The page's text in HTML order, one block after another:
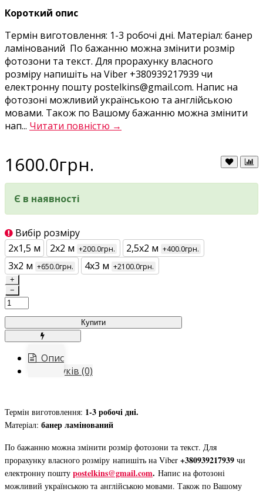
Короткий опис
Термін виготовлення: 1-3 робочі дні. Матеріал: банер
ламінований По бажанню можна змінити розмір
фотозони та текст. Для прорахунку власного
розміру напишіть на Viber +380939217939 чи
електронну пошту postelkins@gmail.com. Напис на
фотозоні можливий українською та англійською
мовами. Також по Вашому бажанню можна змінити
нап... Читати повністю →
1600.0грн.
Є в наявності
Вибір розміру
2х1,5 м
2х2 м +200.0грн. 2,5х2 м +400.0грн.
3х2 м +650.0грн. 4х3 м +2100.0грн.
+
−
Купити
Опис
Відгуків (0)
Термін виготовлення: 1-3 робочі дні.
Матеріал: банер ламінований
По бажанню можна змінити розмір фотозони та текст. Для
прорахунку власного розміру напишіть на Viber +380939217939 чи
електронну пошту postelkins@gmail.com. Напис на фотозоні
можливий українською та англійською мовами. Також по Вашому